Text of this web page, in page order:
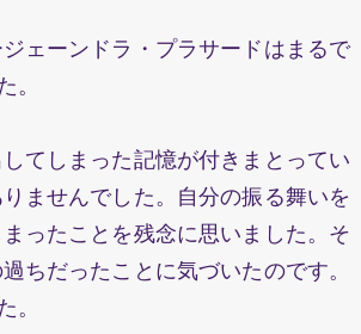
ェーンドラ・プラサードはまるで
。
てしまった記憶が付きまとってい
ませんでした。自分の振る舞いを
ったことを残念に思いました。そ
ちだったことに気づいたのです。
した。